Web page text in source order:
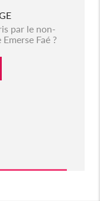
par le non-
Faé ?